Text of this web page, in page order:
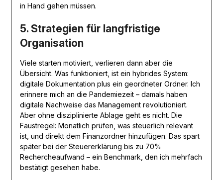
in Hand gehen müssen.
5. Strategien für langfristige
Organisation
Viele starten motiviert, verlieren dann aber die
Übersicht. Was funktioniert, ist ein hybrides System:
digitale Dokumentation plus ein geordneter Ordner. Ich
erinnere mich an die Pandemiezeit – damals haben
digitale Nachweise das Management revolutioniert.
Aber ohne disziplinierte Ablage geht es nicht. Die
Faustregel: Monatlich prüfen, was steuerlich relevant
ist, und direkt dem Finanzordner hinzufügen. Das spart
später bei der Steuererklärung bis zu 70%
Rechercheaufwand – ein Benchmark, den ich mehrfach
bestätigt gesehen habe.